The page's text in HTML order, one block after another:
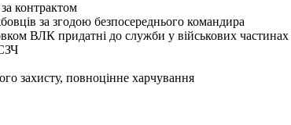
контрактом
за згодою безпосереднього командира
ВЛК придатні до служби у військових
захисту, повноцінне харчування